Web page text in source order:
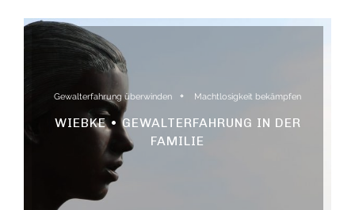
Gewalterfahrung überwinden Machtlosigkeit bekämpfen
WIEBKE • GEWALTERFAHRUNG IN DER
FAMILIE